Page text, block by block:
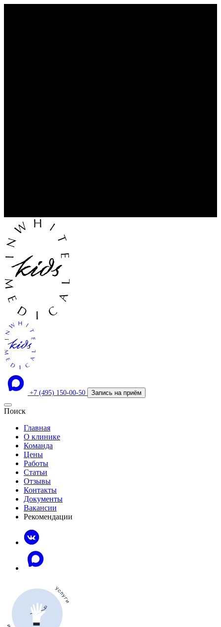
+7 (495) 150-00-50 Запись на приём
Поиск
Главная
О клинике
Команда
Цены
Работы
Статьи
Отзывы
Контакты
Документы
Вакансии
Рекомендации